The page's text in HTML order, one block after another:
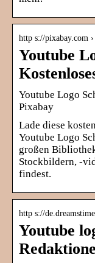
http s://pixabay.com
Youtube
Youtube Logo
Pixabay
Lade diese
Youtube Logo
großen
Stockbildern, -
findest.
http s://
Youtube